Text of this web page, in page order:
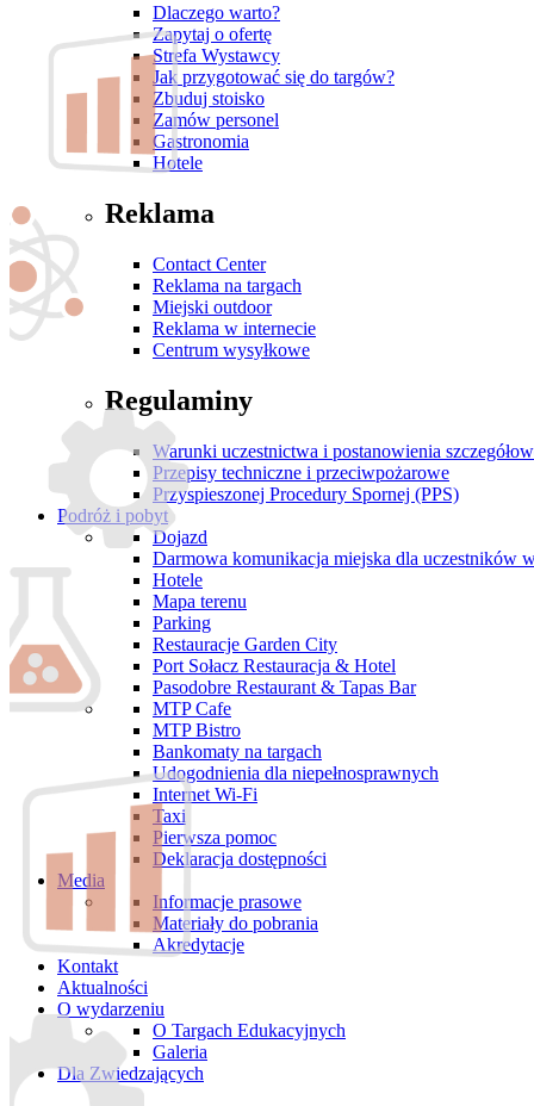
Dlaczego warto?
Zapytaj o ofertę
Strefa Wystawcy
Jak przygotować się do targów?
Zbuduj stoisko
Zamów personel
Gastronomia
Hotele
Reklama
Contact Center
Reklama na targach
Miejski outdoor
Reklama w internecie
Centrum wysyłkowe
Regulaminy
Warunki uczestnictwa i postanowienia
Przepisy techniczne i przeciwpożarowe
Przyspieszonej Procedury Spornej (PPS)
Podróż i pobyt
Dojazd
Darmowa komunikacja miejska dla uczestników
Hotele
Mapa terenu
Parking
Restauracje Garden City
Port Sołacz Restauracja & Hotel
Pasodobre Restaurant & Tapas Bar
MTP Cafe
MTP Bistro
Bankomaty na targach
Udogodnienia dla niepełnosprawnych
Internet Wi-Fi
Taxi
Pierwsza pomoc
Deklaracja dostępności
Media
Informacje prasowe
Materiały do pobrania
Akredytacje
Kontakt
Aktualności
O wydarzeniu
O Targach Edukacyjnych
Galeria
Dla Zwiedzających